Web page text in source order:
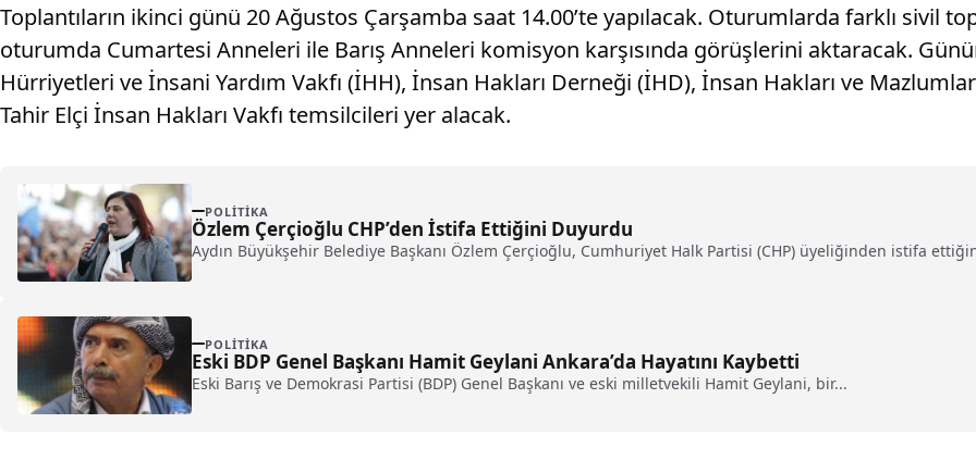
Toplantıların ikinci günü 20 Ağustos Çarşamba saat 14.00’te yapılacak. Oturumlarda farklı sivil
oturumda Cumartesi Anneleri ile Barış Anneleri komisyon karşısında görüşlerini aktaracak.
Hürriyetleri ve İnsani Yardım Vakfı (İHH), İnsan Hakları Derneği (İHD), İnsan Hakları ve
Tahir Elçi İnsan Hakları Vakfı temsilcileri yer alacak.
POLITIKA
Özlem Çerçioğlu CHP’den İstifa Ettiğini Duyurdu
Aydın Büyükşehir Belediye Başkanı Özlem Çerçioğlu, Cumhuriyet Halk Partisi (CHP) üyeliğinden istifa
POLITIKA
Eski BDP Genel Başkanı Hamit Geylani Ankara’da Hayatını Kaybetti
Eski Barış ve Demokrasi Partisi (BDP) Genel Başkanı ve eski milletvekili Hamit Geylani, bir...